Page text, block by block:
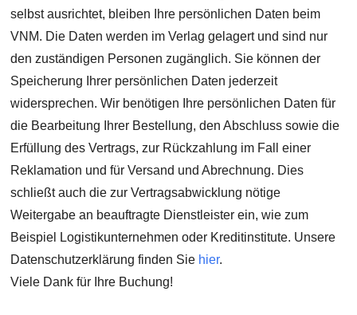
selbst ausrichtet, bleiben Ihre persönlichen Daten beim
VNM. Die Daten werden im Verlag gelagert und sind nur
den zuständigen Personen zugänglich. Sie können der
Speicherung Ihrer persönlichen Daten jederzeit
widersprechen. Wir benötigen Ihre persönlichen Daten für
die Bearbeitung Ihrer Bestellung, den Abschluss sowie die
Erfüllung des Vertrags, zur Rückzahlung im Fall einer
Reklamation und für Versand und Abrechnung. Dies
schließt auch die zur Vertragsabwicklung nötige
Weitergabe an beauftragte Dienstleister ein, wie zum
Beispiel Logistikunternehmen oder Kreditinstitute. Unsere
Datenschutzerklärung finden Sie hier.
Viele Dank für Ihre Buchung!